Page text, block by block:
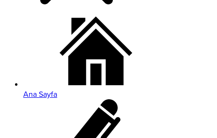
Ana Sayfa